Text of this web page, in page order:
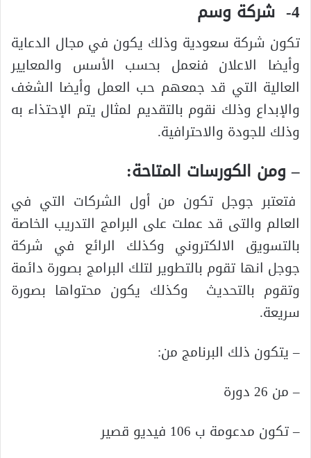
4- شركة وسم
تكون شركة سعودية وذلك يكون في مجال الدعاية
وأيضا الاعلان فنعمل بحسب الأسس والمعايير
العالية التي قد جمعهم حب العمل وأيضا الشغف
والإبداع وذلك نقوم بالتقديم لمثال يتم الإحتذاء به
وذلك للجودة والاحترافية.
– ومن الكورسات المتاحة:
فتعتبر جوجل تكون من أول الشركات التي في
العالم والتى قد عملت على البرامج التدريب الخاصة
بالتسويق الالكتروني وكذلك الرائع في شركة
جوجل انها تقوم بالتطوير لتلك البرامج بصورة دائمة
وتقوم بالتحديث وكذلك يكون محتواها بصورة
سريعة.
– يتكون ذلك البرنامج من:
– من 26 دورة
– تكون مدعومة ب 106 فيديو قصير